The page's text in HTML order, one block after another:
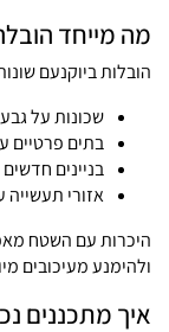
מה מייחד
הובלות ביוקנעם
שכונות על
בתים פרטיים
בניינים
אזורי
היכרות עם השטח
ולהימנע מעיכובים
איך מתכננים